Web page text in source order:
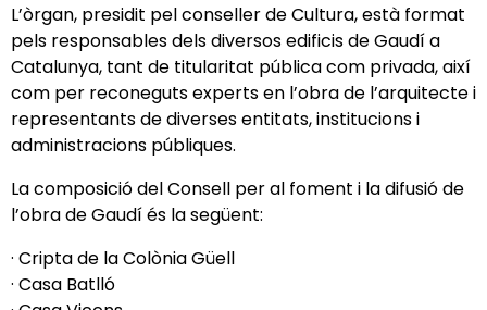
L’òrgan, presidit pel conseller de Cultura, està format
pels responsables dels diversos edificis de Gaudí a
Catalunya, tant de titularitat pública com privada, així
com per reconeguts experts en l’obra de l’arquitecte i
representants de diverses entitats, institucions i
administracions públiques.
La composició del Consell per al foment i la difusió de
l’obra de Gaudí és la següent:
· Cripta de la Colònia Güell
· Casa Batlló